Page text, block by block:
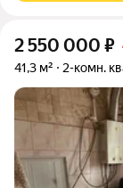
2 550 000 ₽
41,3 м² 2-комн.